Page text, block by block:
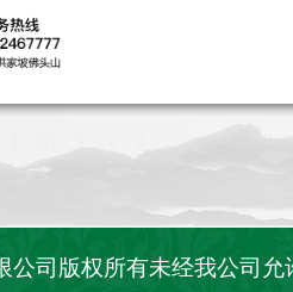
公司版权所有未经我公